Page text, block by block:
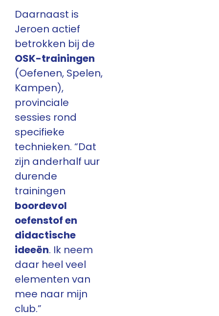
Daarnaast is
Jeroen actief
betrokken bij de
OSK-trainingen
(Oefenen, Spelen,
Kampen),
provinciale
sessies rond
specifieke
technieken. “Dat
zijn anderhalf uur
durende
trainingen
boordevol
oefenstof en
didactische
ideeën. Ik neem
daar heel veel
elementen van
mee naar mijn
club.”